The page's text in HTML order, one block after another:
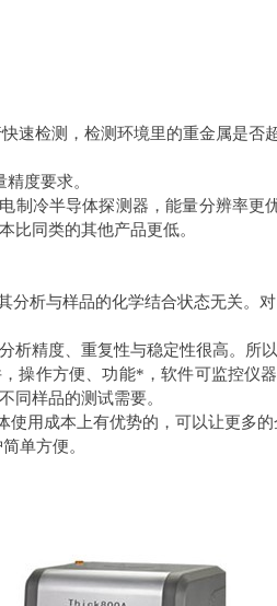
速检测，检测环境里的重金属是否超
度要求。
冷半导体探测器，能量分辨率更
比同类的其他产品更低。
析与样品的化学结合状态无关。
精度、重复性与稳定性很高。所
操作方便、功能*，软件可监控仪
同样品的测试需要。
用成本上有优势的，可以让更多的
单方便。